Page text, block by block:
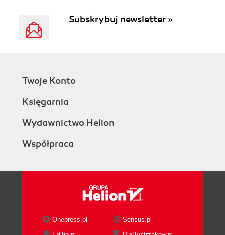
Subskrybuj newsletter »
Twoje Konto
Księgarnia
Wydawnictwo Helion
Współpraca
Onepress.pl
Sensus.pl